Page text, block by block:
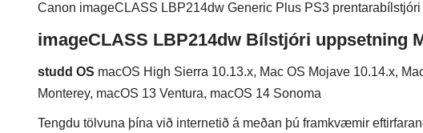
Canon imageCLASS LBP214dw Generic Plus PS3
imageCLASS LBP214dw Bílstjóri uppsetning
studd OS macOS High Sierra 10.13.x, Mac OS Mojave 10.14.x,
Monterey, macOS 13 Ventura, macOS 14 Sonoma
Tengdu tölvuna þína við internetið á meðan þú framkvæmir